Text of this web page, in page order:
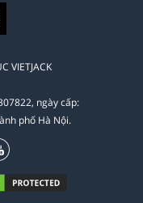
VIETJACK
ngày cấp:
phố Hà Nội.